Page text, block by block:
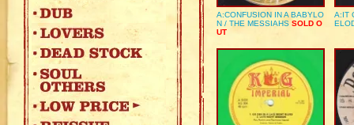
A:CONFUSION IN A BABYLO
N / THE MESSIAHS SOLD O
UT
A:IT